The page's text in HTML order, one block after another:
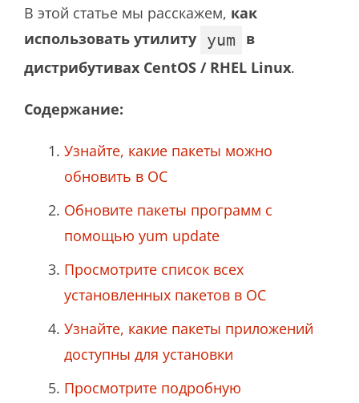
В этой статье мы расскажем, как
использовать утилиту yum
в
дистрибутивах CentOS / RHEL Linux.
Содержание:
Узнайте, какие пакеты можно
обновить в ОС
Обновите пакеты программ с
помощью yum update
Просмотрите список всех
установленных пакетов в ОС
Узнайте, какие пакеты приложений
доступны для установки
Просмотрите подробную